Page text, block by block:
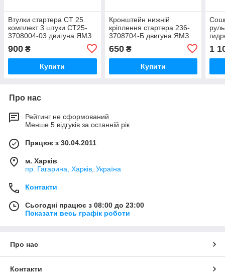
Втулки стартера СТ 25
комплект 3 штуки СТ25-
3708004-03 двигуна ЯМЗ
236Н,ЯМЗ 236Д,ЯМЗ 238
900 ₴
Купити
Кронштейн нижній
кріплення стартера 236-
3708704-Б двигуна ЯМЗ
650₴
Купити
1
Про нас
Рейтинг не сформований
Менше 5 відгуків за останній рік
Працює з 30.04.2011
м. Харків
пр. Гагарина, Харків, Україна
Контакти
Сьогодні працює з 08:00 до 23:00
Показати весь графік роботи
Про нас
Контакти